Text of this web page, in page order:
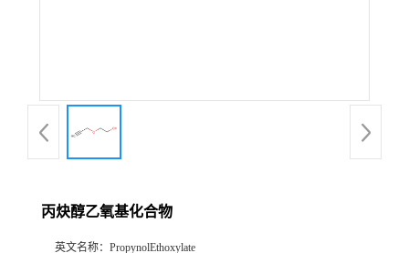
丙炔醇乙氧基化合物
英文名称： PropynolEthoxylate